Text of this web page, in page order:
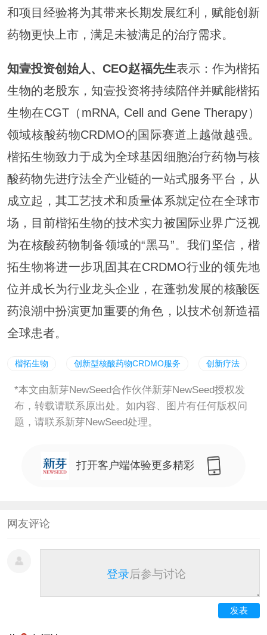
和项目经验将为其带来长期发展红利，赋能创新
药物更快上市，满足未被满足的治疗需求。
知壹投资创始人、CEO赵福先生表示：作为楷拓
生物的老股东，知壹投资将持续陪伴并赋能楷拓
生物在CGT（mRNA, Cell and Gene Therapy）
领域核酸药物CRDMO的国际赛道上越做越强。
楷拓生物致力于成为全球基因细胞治疗药物与核
酸药物先进疗法全产业链的一站式服务平台，从
成立起，其工艺技术和质量体系就定位在全球市
场，目前楷拓生物的技术实力被国际业界广泛视
为在核酸药物制备领域的“黑马”。我们坚信，楷
拓生物将进一步巩固其在CRDMO行业的领先地
位并成长为行业龙头企业，在蓬勃发展的核酸医
药浪潮中扮演更加重要的角色，以技术创新造福
全球患者。
楷拓生物 创新型核酸药物CRDMO服务 创新疗法
*本文由新芽NewSeed合作伙伴新芽NewSeed授权发
布，转载请联系原出处。如内容、图片有任何版权问
题，请联系新芽NewSeed处理。
打开客户端体验更多精彩
网友评论
登录后参与讨论
发表